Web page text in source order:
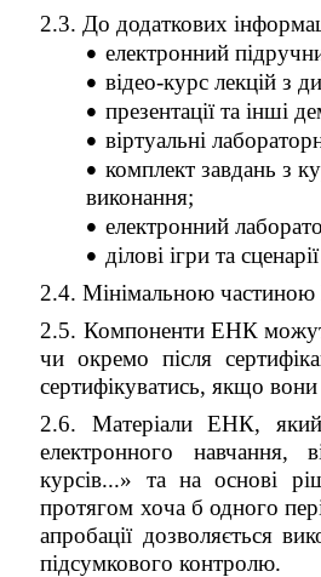
2.3. До додаткових
· електронний
· відео-курс лекцій з
· презентації та інші
· віртуальні
· комплект завдань з
виконання;
· електронний
· ділові ігри та
2.4. Мінімальною частиною
2.5. Компоненти ЕНК можуть
чи окремо після
сертифікуватись, якщо
2.6. Матеріали ЕНК, який
електронного навчання,
курсів...» та на основі
протягом хоча б одного
апробації дозволяється
підсумкового контролю.